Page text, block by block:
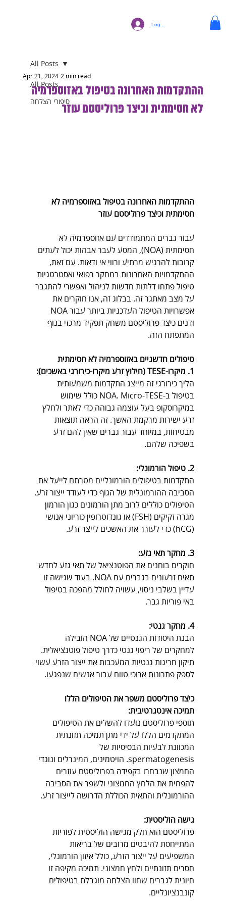
Log In
All Posts
סיפורי הצלחה
All Posts
ההתקדמות האחרונה בטיפול באזוספרמיה
לא חסימתית וכיצד פרוליסטם עוזר
Apr 21, 2024 2 min read
ההתקדמות האחרונה בטיפול באזוספרמיה לא
חסימתית וכיצד פרוליסטם עוזר
עבור גברים המתמודדים עם אזוספרמיה לא
חסימתית (NOA), המסע לעבר אבהות יכול לעתים
קרובות להרגיש מרתיע ורווי אי ודאות. עם זאת,
ההתקדמויות האחרונות במחקר רפואי ואסטרטגיות
טיפול פתחו דלתות חדשות לניהול ואפשרי להתגבר
על מצב מאתגר זה. בבלוג זה, אנו חוקרים את
ודנים כיצד פרוליסטם משחק תפקיד מרכזי בנוף
המתפתח הזה.
טיפולים חדשניים באזוספרמיה לא חסימתית
1. מיקרו-TESE (חילוץ זרע מיקרו-כירורגי באשכים):
הליך כירורגי זה מייצג התקדמות משמעותית
בטיפול ב-NOA. Micro-TESE כולל שימוש
במיקרוסקופ בעל עוצמה גבוהה כדי לאתר ולחלץ
זרע ישירות מרקמת האשך. זה הראה תוצאות
מבטיחות, במיוחד עבור גברים שאין להם זרע
בשפיכה שלהם.
2. טיפול הורמונלי:
התקדמות בטיפולים הורמונליים מטרתם לייעל את
הסביבה ההורמונלית של הגוף כדי לעודד ייצור זרע.
הטיפולים כוללים לרוב מתן הורמונים כגון הורמון
מגרה זקיקים (FSH) או גונדוטרופין כוריוני אנושי
(hCG) כדי לעורר את האשכים לייצר זרע.
3. מחקר תאי גזע:
חוקרים בוחנים את הפוטנציאל של תאי גזע לחדש
תאים זרעונים בגברים עם NOA. בעוד שגישה זו
עדיין בשלבי ניסוי, עשויה לחולל מהפכה בטיפול
באי פוריות גבר.
4. מחקר גנטי:
הבנת היסודות הגנטיים של NOA הובילה
למחקרים של ריפוי גנטי כדרך טיפול פוטנציאלית.
תיקון חריגות גנטיות המעכבות את ייצור הזרע עשוי
לספק פתרונות ארוכי טווח עבור אנשים שנפגעו.
כיצד פרוליסטם משפר את הטיפולים הללו
תמיכה אינטגרטיבית:
תוספי פרוליסטם נועדו להשלים את הטיפולים
המתקדמים הללו על ידי מתן תמיכה תזונתית
המכוונת לבעיות הבסיסיות של
spermatogenesis. הויטמינים, המינרלים ונוגדי
החמצון שנבחרו בקפידה בפרוליסטם עוזרים
להפחית את הלחץ החמצוני ולשפר את הסביבה
ההורמונלית והתאית הכוללת הדרושה לייצור זרע.
גישה הוליסטית:
פרוליסטם הוא חלק מגישה הוליסטית לפוריות
המתייחסת להיבטים מרובים של בריאות
המשפיעים על ייצור הזרע, כולל איזון הורמונלי,
חסרים תזונתיים ולחץ חמצוני. תמיכה מקיפה זו
חיונית לגברים שחוו הצלחה מוגבלת בטיפולים
קונבנציונליים.